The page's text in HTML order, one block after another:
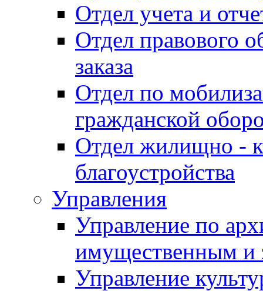
Отдел учета и
Отдел правового
заказа
Отдел по
гражданской
Отдел жилищно -
благоустройства
Управления
Управление по
имущественным и
Управление